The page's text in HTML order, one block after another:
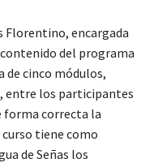
Florentino, encargada
del programa
de cinco módulos,
entre los participantes
forma correcta la
curso tiene como
de Señas los